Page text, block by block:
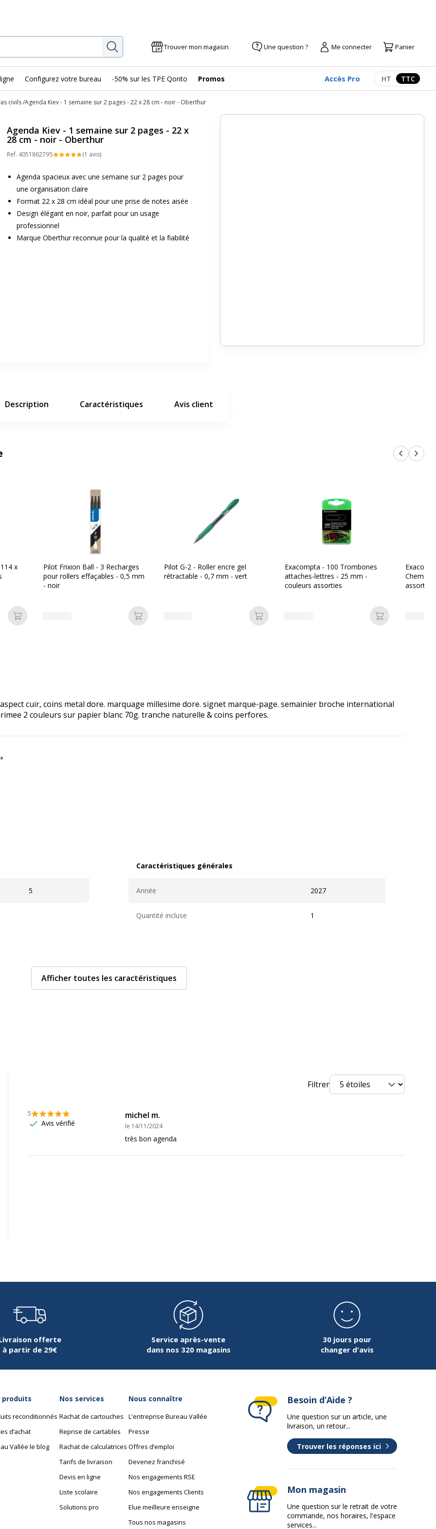
Rechercher Trouver mon magasin Une question ? Me connecter Panier
Configurez votre bureau -50% sur les TPE Qonto Promos Accès Pro Afficher les
HT TTC
civils Agenda Kiev - 1 semaine sur 2 pages - 22 x 28 cm - noir - Oberthur
en plein écran
suivant
Agenda Kiev - 1 semaine sur 2 pages - 22 x
28 cm - noir - Oberthur
Ref. 4051862795 (1 avis)
Agenda spacieux avec une semaine sur 2 pages pour
une organisation claire
Format 22 x 28 cm idéal pour une prise de notes aisée
Design élégant en noir, parfait pour un usage
professionnel
Marque Oberthur reconnue pour la qualité et la fiabilité
Description Caractéristiques Avis client
Produits
x
Ajouter au panier
Pilot Frixion Ball - 3 Recharges
pour rollers effaçables - 0,5 mm
- noir
Ajouter au panier
Pilot G-2 - Roller encre gel
rétractable - 0,7 mm - vert
Ajouter au panier
Exacompta - 100 Trombones
attaches-lettres - 25 mm -
couleurs assorties
Ajouter au
assorties
cuir, coins metal dore. marquage millesime dore. signet marque-page. semainier broche international
2 couleurs sur papier blanc 70g. tranche naturelle & coins perfores.
5
Caractéristiques générales
Année 2027
Quantité incluse 1
Reliure cousue
Données d'identification
Afficher toutes les caractéristiques
Filtrer
5
Avis vérifié
michel m.
le 14/11/2024
très bon agenda
offerte
à partir de 29€
Service après-vente
dans nos 320 magasins
30 jours pour
changer d'avis
produits
reconditionnés
d’achat
Vallée le blog
Nos services
Rachat de cartouches
Reprise de cartables
Rachat de calculatrices
Tarifs de livraison
Devis en ligne
Liste scolaire
Solutions pro
Nous connaître
L'entreprise Bureau Vallée
Presse
Offres d’emploi
Devenez franchisé
Nos engagements RSE
Nos engagements Clients
Elue meilleure enseigne
Tous nos magasins
Besoin d’Aide ?
Une question sur un article, une
livraison, un retour...
Trouver les réponses ici
Mon magasin
Une question sur le retrait de votre
commande, nos horaires, l'espace
services...